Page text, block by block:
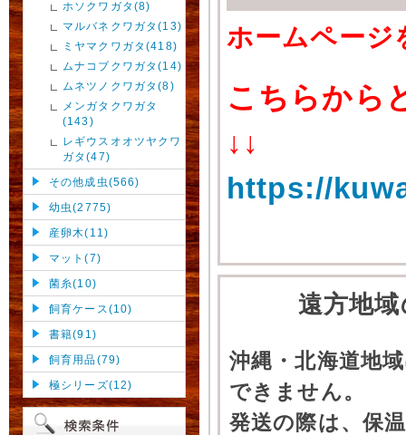
ホソクワガタ(8)
マルバネクワガタ(13)
ミヤマクワガタ(418)
ムナコブクワガタ(14)
ムネツノクワガタ(8)
メンガタクワガタ
(143)
レギウスオオツヤクワ
ガタ(47)
その他成虫(566)
幼虫(2775)
産卵木(11)
マット(7)
菌糸(10)
飼育ケース(10)
書籍(91)
飼育用品(79)
極シリーズ(12)
ホームページ
こちらから
↓↓
https://
遠方地
沖縄・北海道地
できません。
発送の際は、保